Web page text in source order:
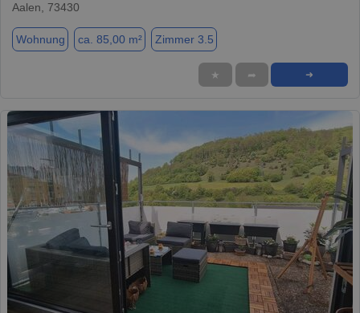
Aalen, 73430
Wohnung ca. 85,00 m² Zimmer 3.5
★ ➦ ➜